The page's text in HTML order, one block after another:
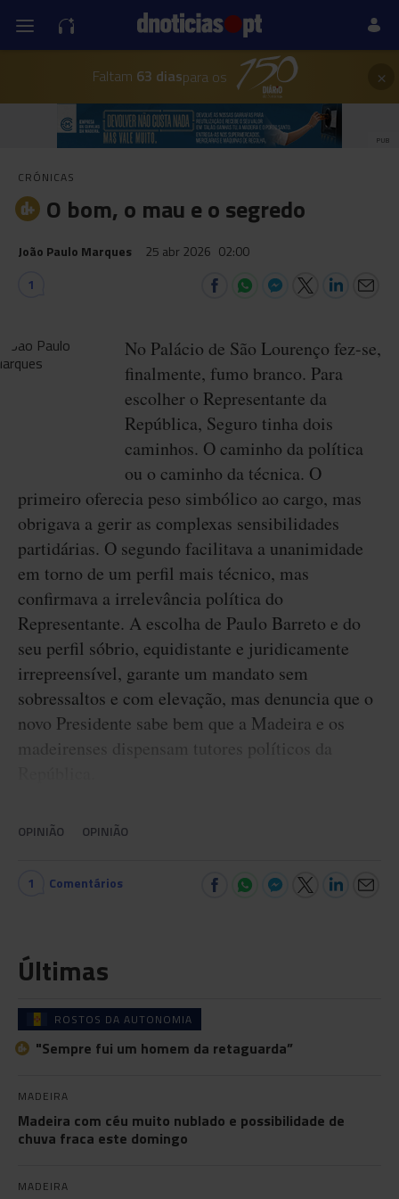
Faltam 63 diaspara os ×
PUB
CRÓNICAS
O bom, o mau e o segredo
João Paulo Marques 25 abr 2026 02:00
1
No Palácio de São Lourenço fez-se,
finalmente, fumo branco. Para
escolher o Representante da
República, Seguro tinha dois
caminhos. O caminho da política
ou o caminho da técnica. O
primeiro oferecia peso simbólico ao cargo, mas
obrigava a gerir as complexas sensibilidades
partidárias. O segundo facilitava a unanimidade
em torno de um perfil mais técnico, mas
confirmava a irrelevância política do
Representante. A escolha de Paulo Barreto e do
seu perfil sóbrio, equidistante e juridicamente
irrepreensível, garante um mandato sem
sobressaltos e com elevação, mas denuncia que o
novo Presidente sabe bem que a Madeira e os
madeirenses dispensam tutores políticos da
OPINIÃO OPINIÃO
1 Comentários
Últimas
ROSTOS DA AUTONOMIA
"Sempre fui um homem da retaguarda”
MADEIRA
Madeira com céu muito nublado e possibilidade de
chuva fraca este domingo
MADEIRA